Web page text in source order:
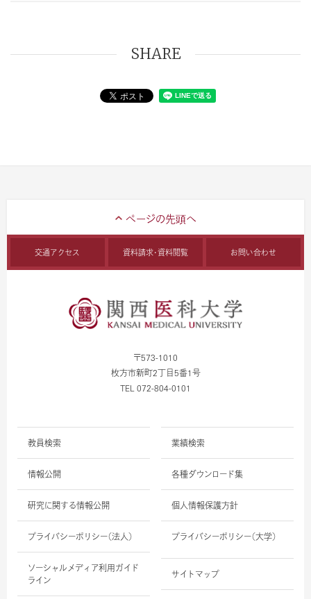
SHARE
交通アクセス 資料請求・資料閲覧 お問い合わせ
〒573-1010
枚方市新町2丁目5番1号
TEL 072-804-0101
教員検索 業績検索
情報公開 各種ダウンロード集
研究に関する情報公開 個人情報保護方針
プライバシーポリシー（法人） プライバシーポリシー（大学）
ソーシャルメディア利用ガイド
ライン
サイトマップ